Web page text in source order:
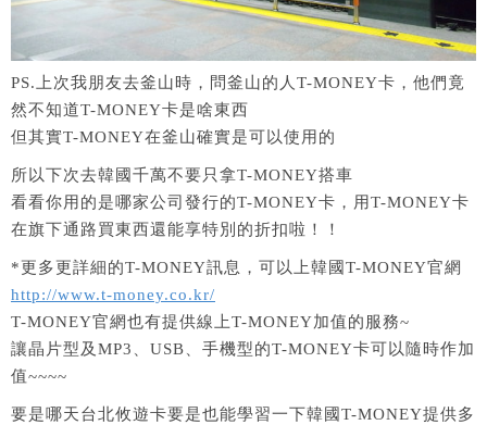
PS.上次我朋友去釜山時，問釜山的人T-MONEY卡，他們竟
然不知道T-MONEY卡是啥東西
但其實T-MONEY在釜山確實是可以使用的
所以下次去韓國千萬不要只拿T-MONEY搭車
看看你用的是哪家公司發行的T-MONEY卡，用T-MONEY卡
在旗下通路買東西還能享特別的折扣啦！！
*更多更詳細的T-MONEY訊息，可以上韓國T-MONEY官網
http://www.t-money.co.kr/
T-MONEY官網也有提供線上T-MONEY加值的服務~
讓晶片型及MP3、USB、手機型的T-MONEY卡可以隨時作加
值~~~~
要是哪天台北攸遊卡要是也能學習一下韓國T-MONEY提供多